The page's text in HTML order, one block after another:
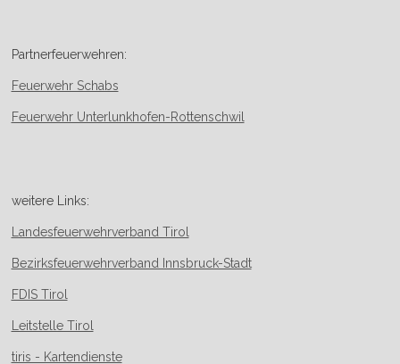
Partnerfeuerwehren:
Feuerwehr Schabs
Feuerwehr Unterlunkhofen-Rottenschwil
weitere Links:
Landesfeuerwehrverband Tirol
Bezirksfeuerwehrverband Innsbruck-Stadt
FDIS Tirol
Leitstelle Tirol
tiris - Kartendienste